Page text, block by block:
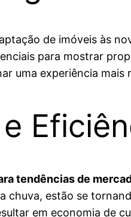
de imóveis às
para mostrar
uma experiência
tendências de
chuva, estão se
em economia de